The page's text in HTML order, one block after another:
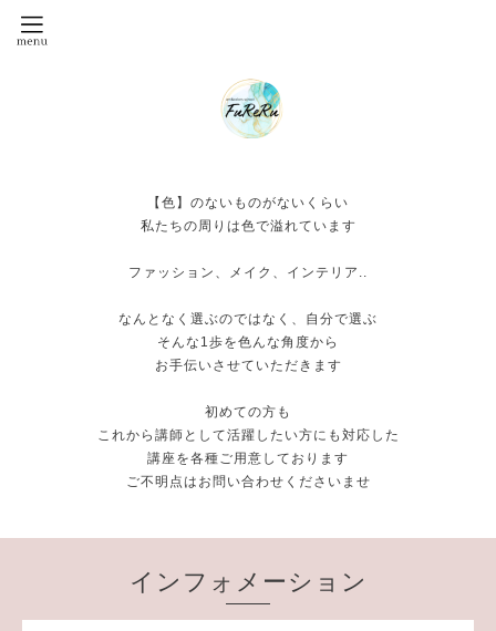
【色】のないものがないくらい
私たちの周りは色で溢れています
ファッション、メイク、インテリア..
なんとなく選ぶのではなく、自分で選ぶ
そんな1歩を色んな角度から
お手伝いさせていただきます
初めての方も
これから講師として活躍したい方にも対応した
講座を各種ご用意しております
ご不明点はお問い合わせくださいませ
インフォメーション